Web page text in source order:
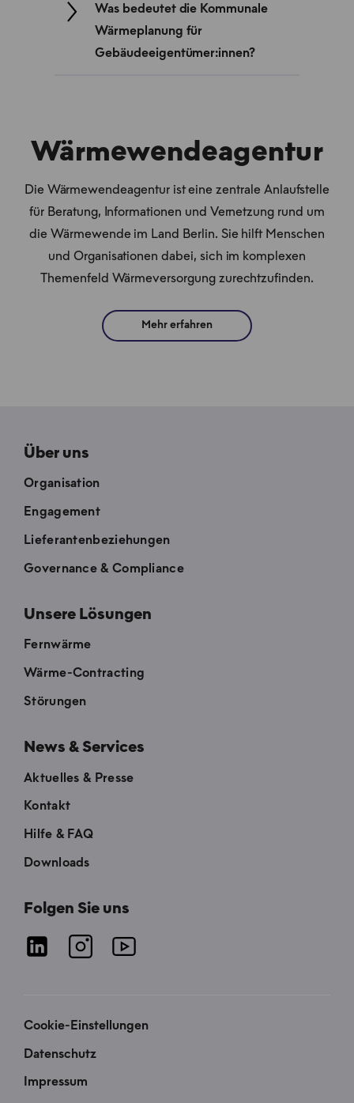
Was bedeutet die Kommunale
Wärmeplanung für
Gebäudeeigentümer:innen?
Wärmewendeagentur
Die Wärmewendeagentur ist eine zentrale Anlaufstelle
für Beratung, Informationen und Vernetzung rund um
die Wärmewende im Land Berlin. Sie hilft Menschen
und Organisationen dabei, sich im komplexen
Themenfeld Wärmeversorgung zurechtzufinden.
Mehr erfahren
Über uns
Organisation
Engagement
Lieferantenbeziehungen
Governance & Compliance
Unsere Lösungen
Fernwärme
Wärme-Contracting
Störungen
News & Services
Aktuelles & Presse
Kontakt
Hilfe & FAQ
Downloads
Folgen Sie uns
Cookie-Einstellungen
Datenschutz
Impressum